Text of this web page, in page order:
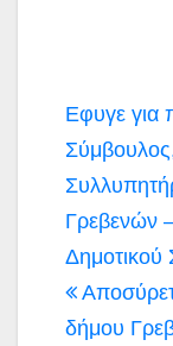
Εφυγε για
Γρεβενών
Δημοτικού
δήμου